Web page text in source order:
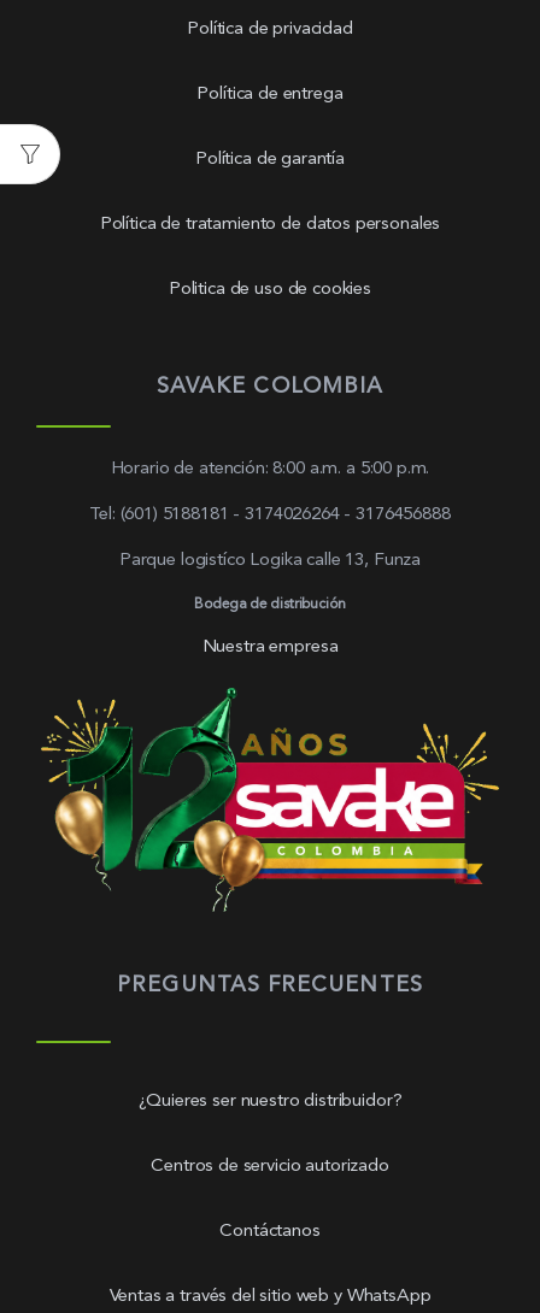
Política de privacidad
Política de entrega
Política de garantía
Política de tratamiento de datos personales
Politica de uso de cookies
SAVAKE COLOMBIA
Horario de atención: 8:00 a.m. a 5:00 p.m.
Tel: (601) 5188181 - 3174026264 - 3176456888
Parque logistíco Logika calle 13, Funza
Bodega de distribución
Nuestra empresa
PREGUNTAS FRECUENTES
¿Quieres ser nuestro distribuidor?
Centros de servicio autorizado
Contáctanos
Ventas a través del sitio web y WhatsApp